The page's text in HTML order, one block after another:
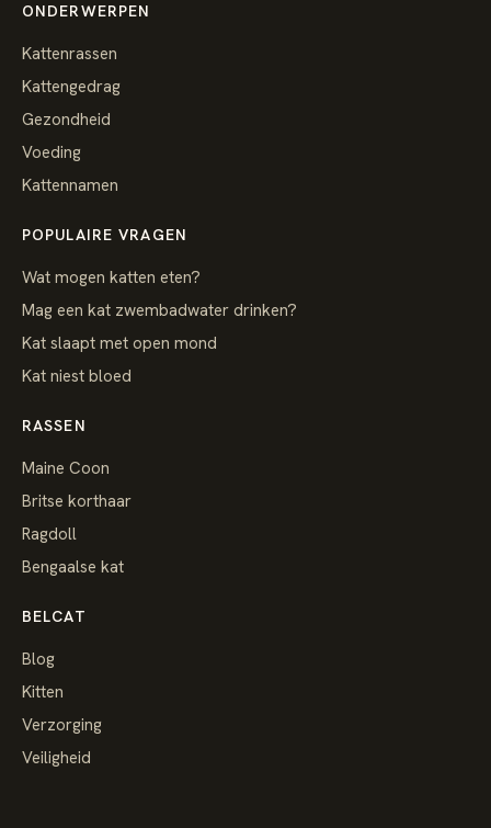
ONDERWERPEN
Kattenrassen
Kattengedrag
Gezondheid
Voeding
Kattennamen
POPULAIRE VRAGEN
Wat mogen katten eten?
Mag een kat zwembadwater drinken?
Kat slaapt met open mond
Kat niest bloed
RASSEN
Maine Coon
Britse korthaar
Ragdoll
Bengaalse kat
BELCAT
Blog
Kitten
Verzorging
Veiligheid